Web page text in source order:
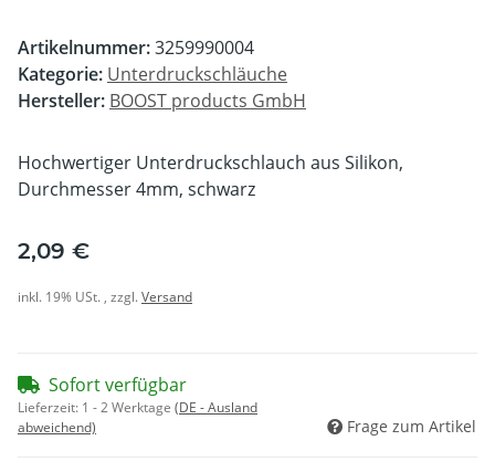
Artikelnummer:3259990004
Kategorie: Unterdruckschläuche
Hersteller: BOOST products GmbH
Hochwertiger Unterdruckschlauch aus Silikon,
Durchmesser 4mm, schwarz
2,09 €
inkl. 19% USt. , zzgl.Versand
Sofort verfügbar
Lieferzeit: 1 - 2 Werktage (DE - Ausland
abweichend)
Frage zum Artikel